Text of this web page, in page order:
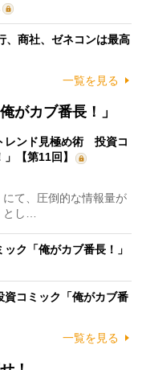
、商社、ゼネコンは最高
一覧を見る
がカブ番長！」
レンド見極め術 投資コ
【第11回】
て、圧倒的な情報量が
とし…
ク「俺がカブ番長！」
コミック「俺がカブ番
一覧を見る